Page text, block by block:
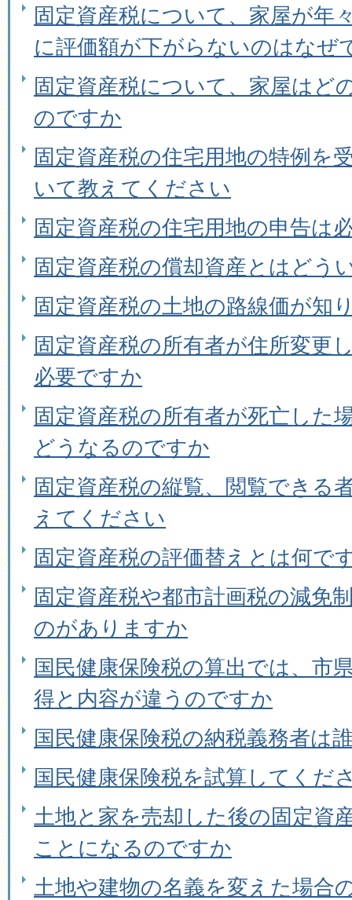
固定資産税について、家屋が年
に評価額が下がらないのはなぜ
固定資産税について、家屋はど
のですか
固定資産税の住宅用地の特例を
いて教えてください
固定資産税の住宅用地の申告は
固定資産税の償却資産とはどう
固定資産税の土地の路線価が知
固定資産税の所有者が住所変更
必要ですか
固定資産税の所有者が死亡した
どうなるのですか
固定資産税の縦覧、閲覧できる
えてください
固定資産税の評価替えとは何で
固定資産税や都市計画税の減免
のがありますか
国民健康保険税の算出では、市
得と内容が違うのですか
国民健康保険税の納税義務者は
国民健康保険税を試算してくだ
土地と家を売却した後の固定資
ことになるのですか
土地や建物の名義を変えた場合